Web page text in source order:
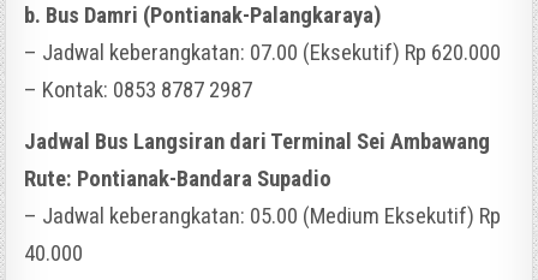
b. Bus Damri (Pontianak-Palangkaraya)
– Jadwal keberangkatan: 07.00 (Eksekutif) Rp 620.000
– Kontak: 0853 8787 2987
Jadwal Bus Langsiran dari Terminal Sei Ambawang
Rute: Pontianak-Bandara Supadio
– Jadwal keberangkatan: 05.00 (Medium Eksekutif) Rp
40.000